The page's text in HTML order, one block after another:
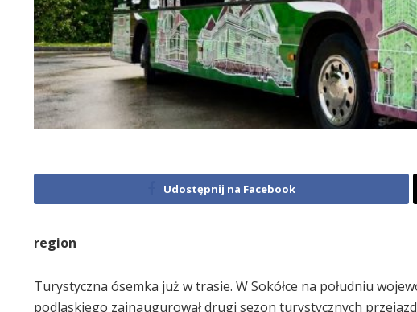
Udostępnij na Facebook
region
Turystyczna ósemka już w trasie. W Sokółce na południu
podlaskiego zainaugurował drugi sezon turystycznych